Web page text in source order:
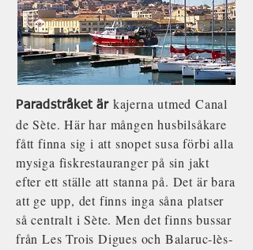
Paradstråket är kajerna utmed Canal
de Sète. Här har mången husbilsåkare
fått finna sig i att snopet susa förbi alla
mysiga fiskrestauranger på sin jakt
efter ett ställe att stanna på. Det är bara
att ge upp, det finns inga såna platser
så centralt i Sète. Men det finns bussar
från Les Trois Digues och Balaruc-lès-